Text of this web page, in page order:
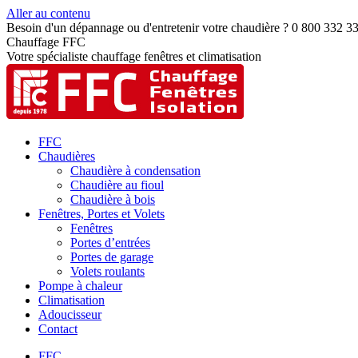
Aller au contenu
Besoin d'un dépannage ou d'entretenir votre chaudière ? 0 800 332
Chauffage FFC
Votre spécialiste chauffage fenêtres et climatisation
FFC
Chaudières
Chaudière à condensation
Chaudière au fioul
Chaudière à bois
Fenêtres, Portes et Volets
Fenêtres
Portes d’entrées
Portes de garage
Volets roulants
Pompe à chaleur
Climatisation
Adoucisseur
Contact